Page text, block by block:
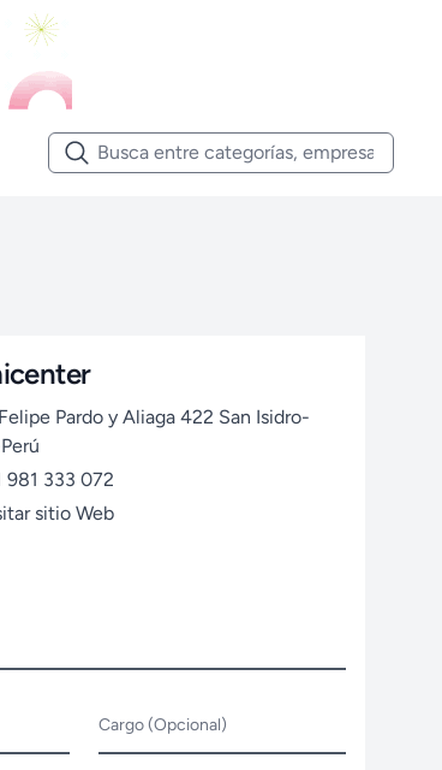
Pardo y Aliaga 422 San Isidro-
981 333 072
sitio Web
Cargo (Opcional)